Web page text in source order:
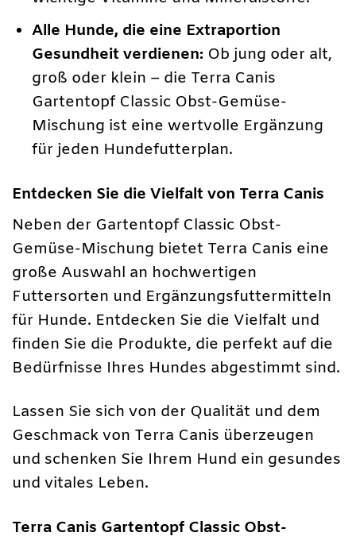
Alle Hunde, die eine Extraportion
Gesundheit verdienen: Ob jung oder alt,
groß oder klein – die Terra Canis
Gartentopf Classic Obst-Gemüse-
Mischung ist eine wertvolle Ergänzung
für jeden Hundefutterplan.
Entdecken Sie die Vielfalt von Terra Canis
Neben der Gartentopf Classic Obst-
Gemüse-Mischung bietet Terra Canis eine
große Auswahl an hochwertigen
Futtersorten und Ergänzungsfuttermitteln
für Hunde. Entdecken Sie die Vielfalt und
finden Sie die Produkte, die perfekt auf die
Bedürfnisse Ihres Hundes abgestimmt sind.
Lassen Sie sich von der Qualität und dem
Geschmack von Terra Canis überzeugen
und schenken Sie Ihrem Hund ein gesundes
und vitales Leben.
Terra Canis Gartentopf Classic Obst-